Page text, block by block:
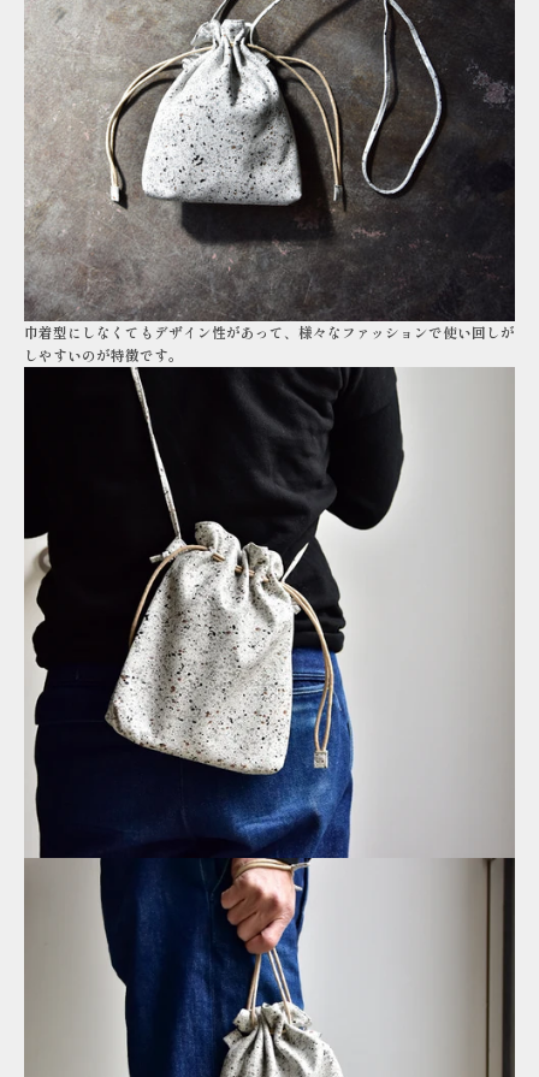
巾着型にしなくてもデザイン性があって、様々なファッションで使い回しが
しやすいのが特徴です。